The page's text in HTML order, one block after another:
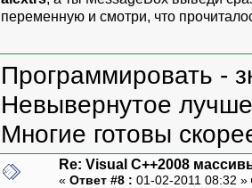
переменную и смотри, что
Программировать -
Невывернутое
Многие готовы
Re: Visual C++2008
« Ответ #8 : 01-02-2011 08:32 »